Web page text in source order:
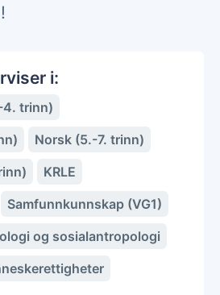
i:
4. trinn)
Norsk (5.-7. trinn)
KRLE
Samfunnkunnskap (VG1)
og sosialantropologi